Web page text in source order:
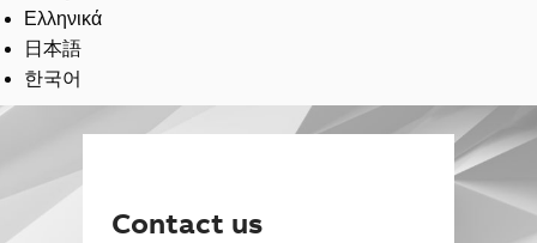
Ελληνικά
日本語
한국어
Contact us